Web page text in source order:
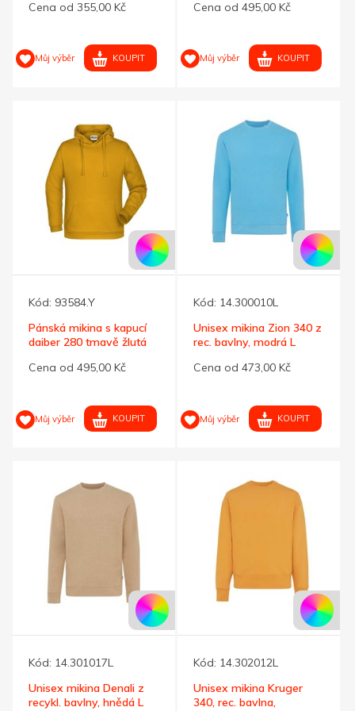
Cena od 355,00 Kč
Můj výběr KOUPIT
Cena od 495,00 Kč
Můj výběr KOUPIT
Kód: 93584.Y
Pánská mikina s kapucí
daiber 280 tmavě žlutá
Cena od 495,00 Kč
Můj výběr KOUPIT
Kód: 14.300010L
Unisex mikina Zion 340 z
rec. bavlny, modrá L
Cena od 473,00 Kč
Můj výběr KOUPIT
Kód: 14.301017L
Unisex mikina Denali z
recykl. bavlny, hnědá L
Kód: 14.302012L
Unisex mikina Kruger
340, rec. bavlna,